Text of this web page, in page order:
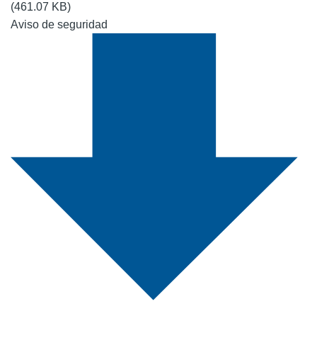
(461.07 KB)
Aviso de seguridad